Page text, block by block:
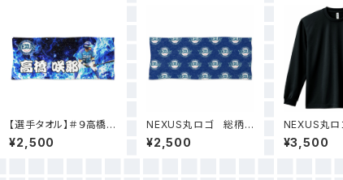
【選手タオル】＃９高橋
咲耶
¥2,500
NEXUS丸ロゴ 総柄デ
ザインタオル（ブルー）
¥2,500
NEXUS丸
ドライTシャツ
ク）
¥3,500